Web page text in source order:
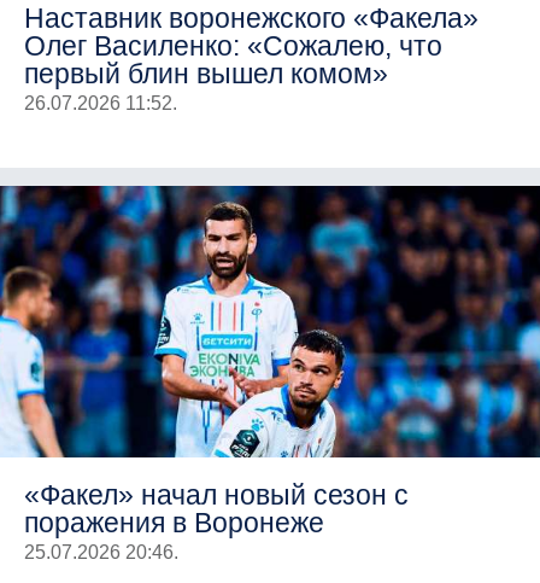
Наставник воронежского «Факела»
Олег Василенко: «Сожалею, что
первый блин вышел комом»
26.07.2026 11:52.
«Факел» начал новый сезон с
поражения в Воронеже
25.07.2026 20:46.